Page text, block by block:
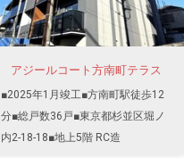
アジールコート方南町テラス
■2025年1月竣工■方南町駅徒歩12
分■総戸数36戸■東京都杉並区堀ノ
内2-18-18■地上5階 RC造